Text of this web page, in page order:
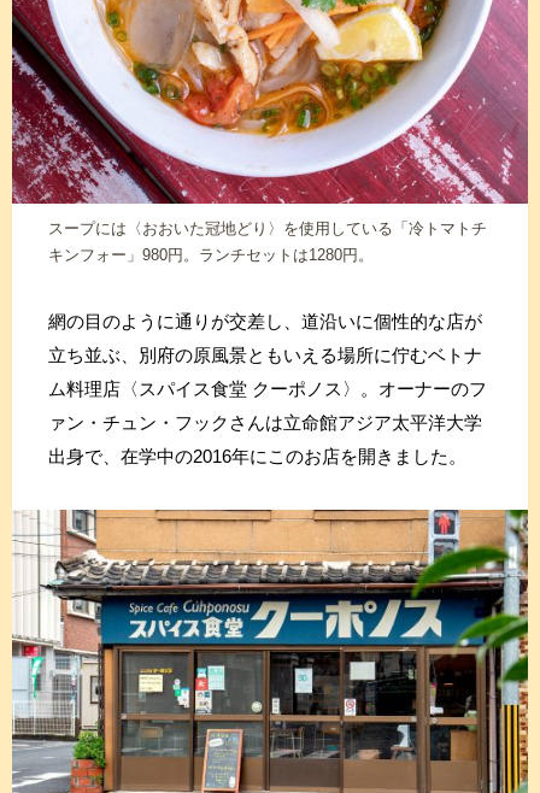
スープには〈おおいた冠地どり〉を使用している「冷トマトチ
キンフォー」980円。ランチセットは1280円。
網の目のように通りが交差し、道沿いに個性的な店が
立ち並ぶ、別府の原風景ともいえる場所に佇むベトナ
ム料理店〈スパイス食堂 クーポノス〉。オーナーのフ
ァン・チュン・フックさんは立命館アジア太平洋大学
出身で、在学中の2016年にこのお店を開きました。